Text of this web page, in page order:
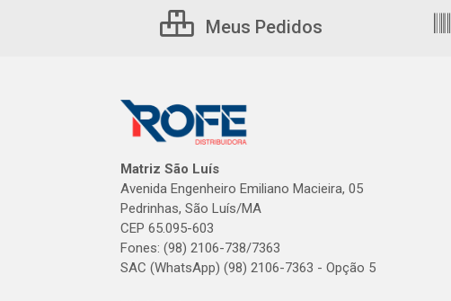
Meus Pedidos
Matriz São Luís
Avenida Engenheiro Emiliano Macieira, 05
Pedrinhas, São Luís/MA
CEP 65.095-603
Fones: (98) 2106-738/7363
SAC (WhatsApp) (98) 2106-7363 - Opção 5